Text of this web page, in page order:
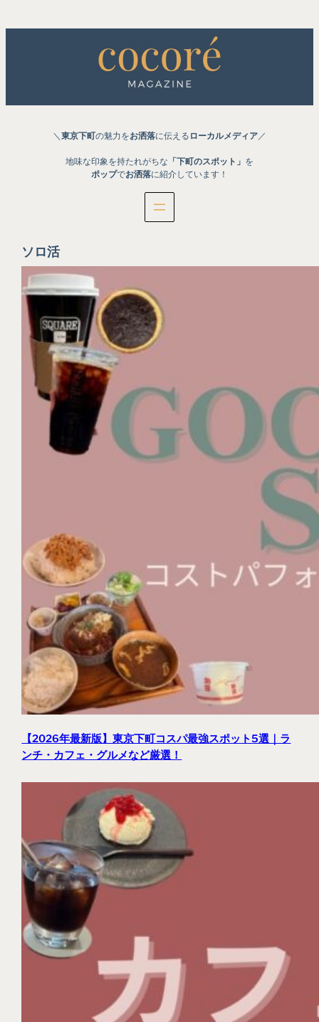
容
ッ
＼ 東京下町の魅力をお洒落に伝える ローカルメディア ／
地味な印象を持たれがちな 「下町のスポット」 を
ポップでお洒落に紹介しています！
ソロ活
【2026年最新版】東京下町コスパ最強スポット5選｜ラ
ンチ・カフェ・グルメなど厳選！